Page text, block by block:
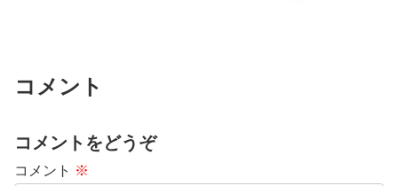
コメント
コメントをどうぞ
コメント ※